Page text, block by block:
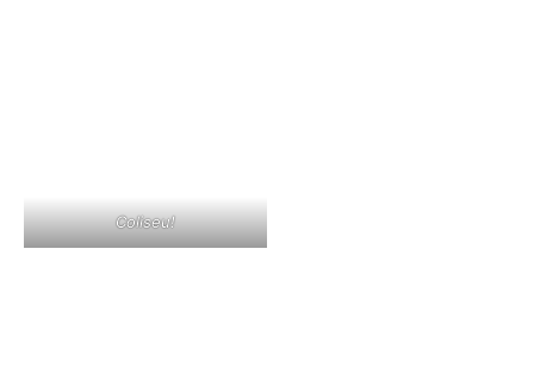
Coliseu!